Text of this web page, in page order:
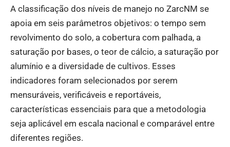
A classificação dos níveis de manejo no ZarcNM se
apoia em seis parâmetros objetivos: o tempo sem
revolvimento do solo, a cobertura com palhada, a
saturação por bases, o teor de cálcio, a saturação por
alumínio e a diversidade de cultivos. Esses
indicadores foram selecionados por serem
mensuráveis, verificáveis e reportáveis,
características essenciais para que a metodologia
seja aplicável em escala nacional e comparável entre
diferentes regiões.